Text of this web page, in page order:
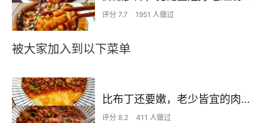
评分 7.7 1951 人做过
被大家加入到以下菜单
比布丁还要嫩，老少皆宜的肉沫蒸蛋
评分 8.2 411 人做过